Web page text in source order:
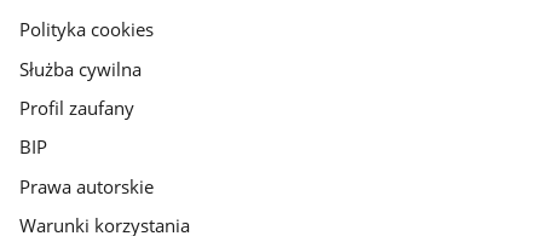
gov.pl
Polityka cookies
Służba cywilna
Profil zaufany
BIP
Prawa autorskie
Warunki korzystania